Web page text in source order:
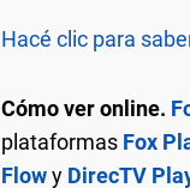
Hacé clic para
Cómo ver online.
plataformas Fox
Flowy DirecTV